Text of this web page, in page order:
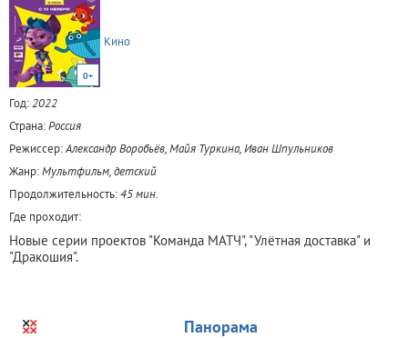
0+
Кино
Год:2022
Страна:Россия
Режиссер:Александр Воробьёв, Майя Туркина, Иван Шпульников
Жанр:Мультфильм, детский
Продолжительность:45 мин.
Где проходит:
Новые серии проектов "Команда МАТЧ", "Улётная доставка" и
"Дракошия".
Панорама